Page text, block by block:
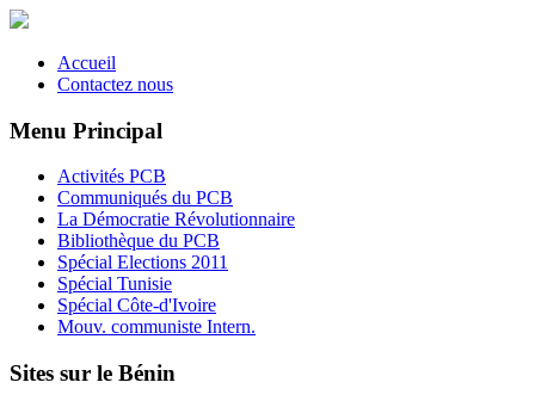
Accueil
Contactez nous
Menu Principal
Activités PCB
Communiqués du PCB
La Démocratie Révolutionnaire
Bibliothèque du PCB
Spécial Elections 2011
Spécial Tunisie
Spécial Côte-d'Ivoire
Mouv. communiste Intern.
Sites sur le Bénin